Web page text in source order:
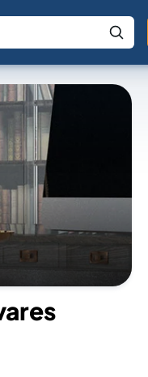
Buscar no Jus